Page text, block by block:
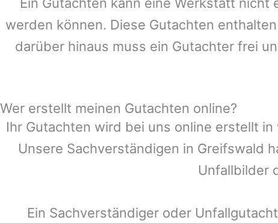
Ein Gutachten kann eine Werkstatt
werden können. Diese Gutachten
darüber hinaus muss ein Gutachter frei
Wer erstellt meinen Gutachten online?
Ihr Gutachten wird bei uns online erstellt
Unsere Sachverständigen in Greifswald
Unfallbilder
Ein Sachverständiger oder